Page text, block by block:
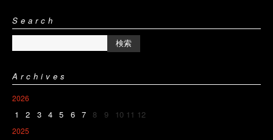
Search
Archives
2026
1 2 3 4 5 6 7 8 9 10 11 12
2025